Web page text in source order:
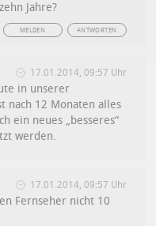
Jahre?
ANTWORTEN
MELDEN
17.01.2014, 09:57 Uhr
in unserer
nach 12 Monaten alles
ein neues „besseres“
werden.
17.01.2014, 09:57 Uhr
Fernseher nicht 10